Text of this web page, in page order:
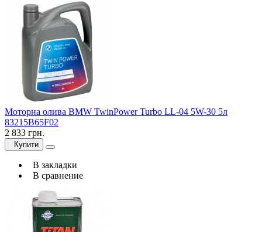
Моторна олива BMW TwinPower Turbo LL-04 5W-30 5л
83215B65F02
2 833 грн.
Купити
В закладки
В сравнение